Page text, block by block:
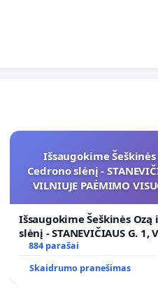
Išsaugokime
Cedrono slėnį -
VILNIUJE PAĖMIMO
PRITAIKYMO VIEŠAJAI
FUNKCIJAI
Išsaugokime Šeškinės Ozą
slėnį - STANEVIČIAUS G. 1,
PAĖMIMO VISUOMENĖS
(IŠPIRKIMO) IR JO
VIEŠAJAI ŽELDYNŲ
884 parašai
Skaidrumo pranešimas